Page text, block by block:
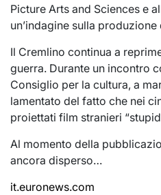
Picture Arts and Sciences e
un’indagine sulla
Il Cremlino continua a
guerra. Durante un incontro
Consiglio per la cultura, a
lamentato del fatto che nei
proiettati film stranieri
Al momento della
ancora disperso…
it.euronews.com